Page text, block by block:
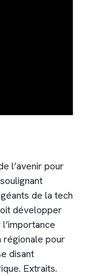
l’avenir pour
de la tech
développer
régionale pour
disant
Extraits.